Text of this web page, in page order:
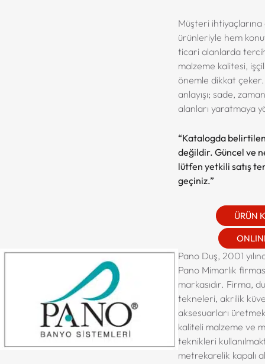
Müşteri
ürünleriyle hem
ticari alanlarda
malzeme kalitesi,
önemle dikkat
anlayışı; sade,
alanları yaratmaya
“Katalogda
değildir. Güncel ve
lütfen yetkili satış
geçiniz.”
ÜRÜN
Pano Duş, 2001
Pano Mimarlık
markasıdır. Firma,
tekneleri, akrilik
aksesuarları
kaliteli malzeme ve
teknikleri
metrekarelik kapalı